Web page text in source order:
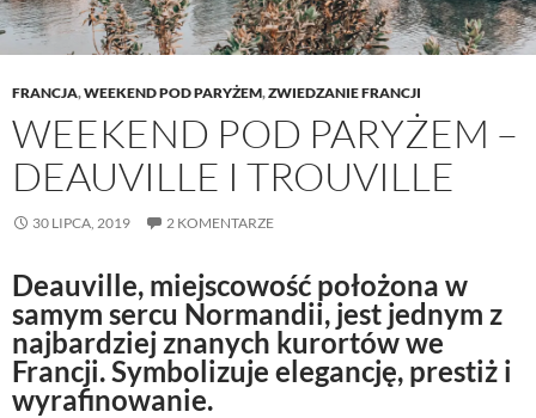
FRANCJA,WEEKEND POD PARYŻEM,ZWIEDZANIE FRANCJI
WEEKEND POD PARYŻEM –
DEAUVILLE I TROUVILLE
30 LIPCA, 2019 2 KOMENTARZE
Deauville, miejscowość położona w
samym sercu Normandii, jest jednym z
najbardziej znanych kurortów we
Francji. Symbolizuje elegancję, prestiż i
wyrafinowanie.